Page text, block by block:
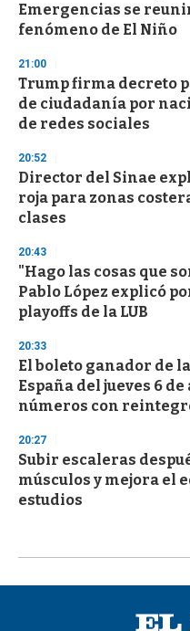
Emergencias se
fenómeno de El Niño
21:00
Trump firma decreto
de ciudadanía por
de redes sociales
20:52
Director del Sinae
roja para zonas
clases
20:43
"Hago las cosas que
Pablo López explicó
playoffs de la LUB
20:33
El boleto ganador de
España del jueves 6 de
números con
20:27
Subir escaleras
músculos y mejora el
estudios